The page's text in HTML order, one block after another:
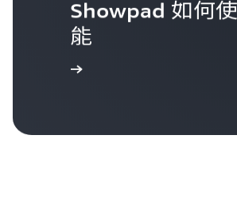
Showpad 如何
能